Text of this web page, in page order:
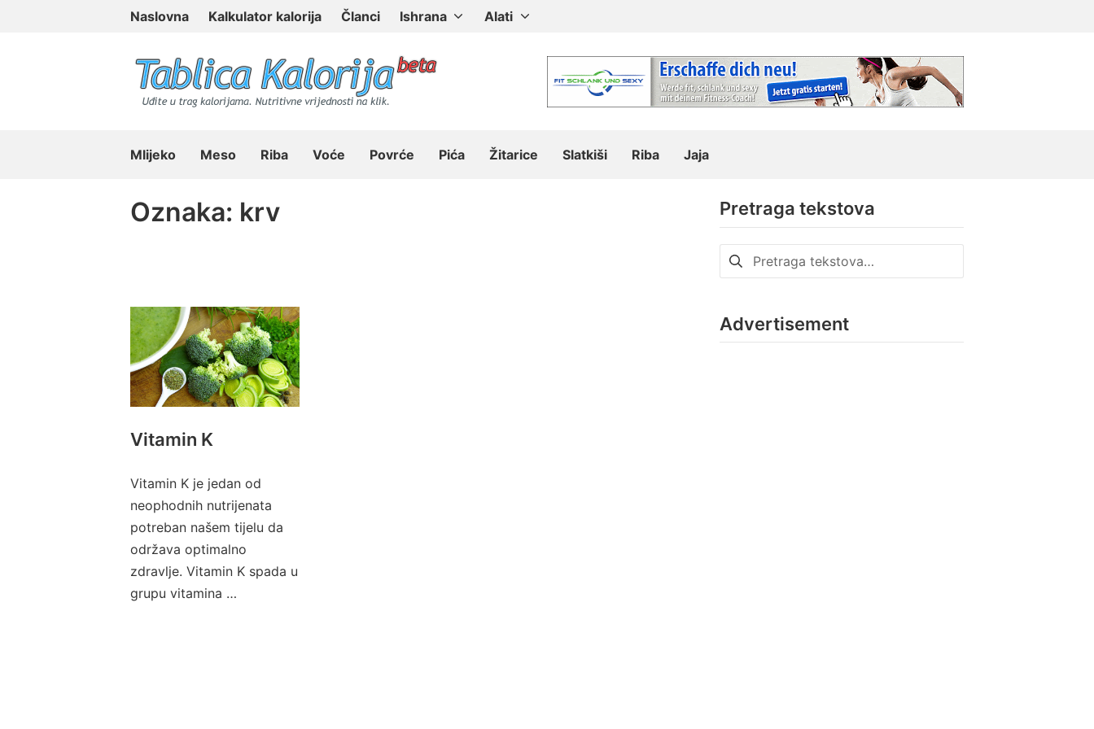
Naslovna Kalkulator kalorija Članci Ishrana Alati
Mlijeko Meso Riba Voće Povrće Pića Žitarice Slatkiši Riba Jaja
Oznaka: krv
Vitamin K
Vitamin K je jedan od
neophodnih nutrijenata
potreban našem tijelu da
održava optimalno
zdravlje. Vitamin K spada u
grupu vitamina …
Pretraga tekstova
Pretraga
za:
Advertisement